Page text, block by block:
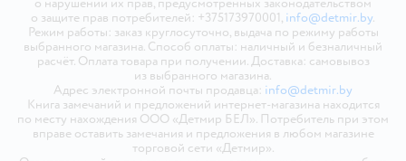
о нарушении их прав, предусмотренных законодательством
о защите прав потребителей: +375173970001, info@detmir.by.
Режим работы: заказ круглосуточно, выдача по режиму работы
выбранного магазина. Способ оплаты: наличный и безналичный
расчёт. Оплата товара при получении. Доставка: самовывоз
из выбранного магазина.
Адрес электронной почты продавца: info@detmir.by
Книга замечаний и предложений интернет-магазина находится
по месту нахождения ООО «Детмир БЕЛ». Потребитель при этом
вправе оставить замечания и предложения в любом магазине
торговой сети «Детмир».